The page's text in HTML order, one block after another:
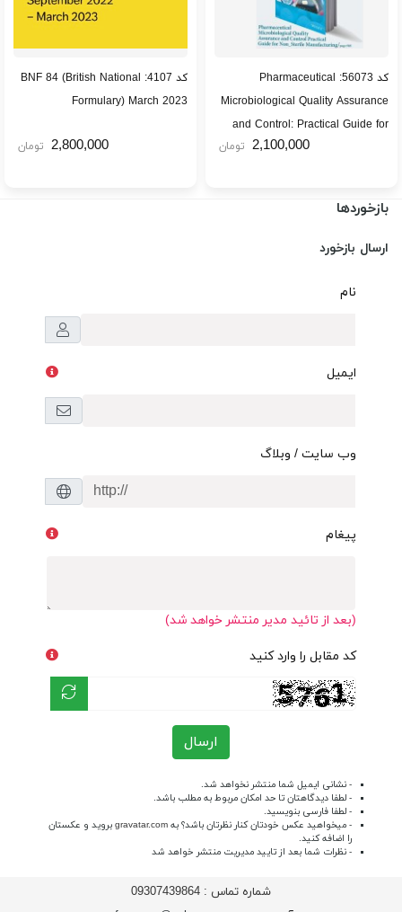
کد 56073: Pharmaceutical
Microbiological Quality Assurance
and Control: Practical Guide for
Non-Sterile Manufacturing 2020
2,100,000 تومان
کد 4107: BNF 84 (British National
Formulary) March 2023
2,800,000 تومان
بازخوردها
ارسال بازخورد
نام
ایمیل
وب سایت / وبلاگ
پیغام
(بعد از تائید مدیر منتشر خواهد شد)
کد مقابل را وارد کنید
ارسال
- نشانی ایمیل شما منتشر نخواهد شد.
- لطفا دیدگاهتان تا حد امکان مربوط به مطلب باشد.
- لطفا فارسی بنویسید.
- میخواهید عکس خودتان کنار نظرتان باشد؟ به gravatar.com بروید و عکستان
را اضافه کنید.
- نظرات شما بعد از تایید مدیریت منتشر خواهد شد
شماره تماس : 09307439864